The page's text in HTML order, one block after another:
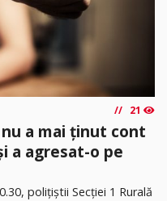
21
a mai ținut cont
a agresat-o pe
polițiștii Secției 1 Rurală